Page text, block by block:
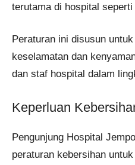
terutama di hospital
Peraturan ini disusun
keselamatan dan
dan staf hospital dalam
Keperluan
Pengunjung Hospital
peraturan kebersihan